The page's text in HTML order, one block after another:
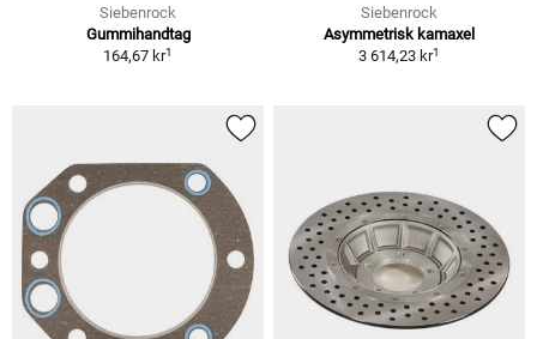
Siebenrock
Gummihandtag
164,67 kr1
Siebenrock
Asymmetrisk kamaxel
3 614,23 kr1